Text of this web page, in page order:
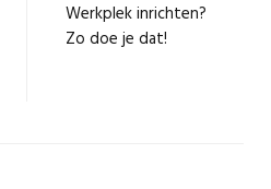
Werkplek inrichten?
Zo doe je dat!